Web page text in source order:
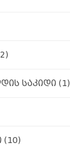
საკიდი (1)
(10)